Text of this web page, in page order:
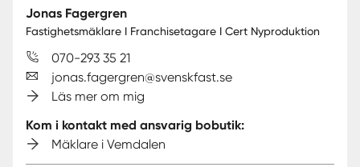
Jonas Fagergren
Fastighetsmäklare I Franchisetagare I Cert Nyproduktion
070-293 35 21
jonas.fagergren@svenskfast.se
Läs mer om mig
Kom i kontakt med ansvarig bobutik:
Mäklare i Vemdalen